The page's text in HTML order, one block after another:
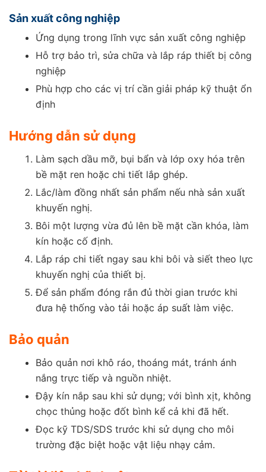
Sản xuất công nghiệp
Ứng dụng trong lĩnh vực sản xuất công nghiệp
Hỗ trợ bảo trì, sửa chữa và lắp ráp thiết bị công
nghiệp
Phù hợp cho các vị trí cần giải pháp kỹ thuật ổn
định
Hướng dẫn sử dụng
Làm sạch dầu mỡ, bụi bẩn và lớp oxy hóa trên
bề mặt ren hoặc chi tiết lắp ghép.
Lắc/làm đồng nhất sản phẩm nếu nhà sản xuất
khuyến nghị.
Bôi một lượng vừa đủ lên bề mặt cần khóa, làm
kín hoặc cố định.
Lắp ráp chi tiết ngay sau khi bôi và siết theo lực
khuyến nghị của thiết bị.
Để sản phẩm đóng rắn đủ thời gian trước khi
đưa hệ thống vào tải hoặc áp suất làm việc.
Bảo quản
Bảo quản nơi khô ráo, thoáng mát, tránh ánh
nắng trực tiếp và nguồn nhiệt.
Đậy kín nắp sau khi sử dụng; với bình xịt, không
chọc thủng hoặc đốt bình kể cả khi đã hết.
Đọc kỹ TDS/SDS trước khi sử dụng cho môi
trường đặc biệt hoặc vật liệu nhạy cảm.